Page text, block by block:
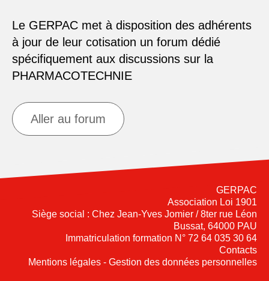
Le GERPAC met à disposition des adhérents
à jour de leur cotisation un forum dédié
spécifiquement aux discussions sur la
PHARMACOTECHNIE
Aller au forum
GERPAC
Association Loi 1901
Siège social : Chez Jean-Yves Jomier / 8ter rue Léon
Bussat, 64000 PAU
Immatriculation formation N° 72 64 035 30 64
Contacts
Mentions légales - Gestion des données personnelles